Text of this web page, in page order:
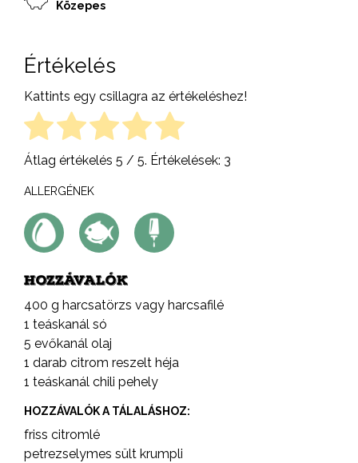
Közepes
Értékelés
Kattints egy csillagra az értékeléshez!
Átlag értékelés 5 / 5. Értékelések: 3
ALLERGÉNEK
HOZZÁVALÓK
400 g harcsatörzs vagy harcsafilé
1 teáskanál só
5 evőkanál olaj
1 darab citrom reszelt héja
1 teáskanál chili pehely
HOZZÁVALÓK A TÁLALÁSHOZ:
friss citromlé
petrezselymes sült krumpli